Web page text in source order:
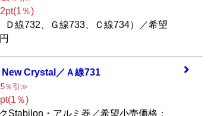
％)
Ｄ線732、Ｇ線733、Ｃ線734）／希望
New Crystal／Ａ線731
引≫
％)
Stabilon・アルミ巻／希望小売価格：